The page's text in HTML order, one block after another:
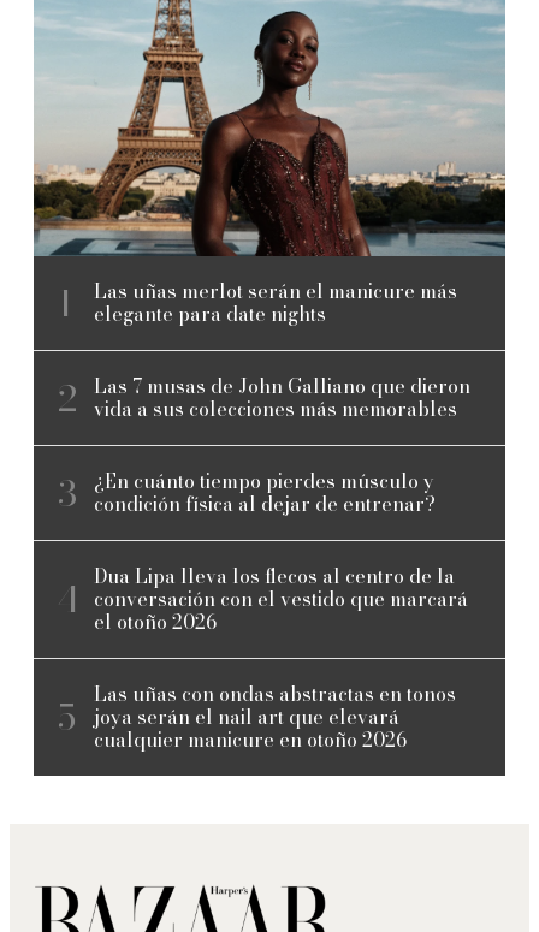
Las uñas merlot serán el manicure más
elegante para date nights
Las 7 musas de John Galliano que dieron
vida a sus colecciones más memorables
¿En cuánto tiempo pierdes músculo y
condición física al dejar de entrenar?
Dua Lipa lleva los flecos al centro de la
conversación con el vestido que marcará
el otoño 2026
Las uñas con ondas abstractas en tonos
joya serán el nail art que elevará
cualquier manicure en otoño 2026